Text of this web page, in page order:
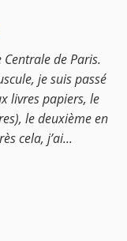
Centrale de Paris.
je suis passé
livres papiers, le
le deuxième en
cela, j’ai...